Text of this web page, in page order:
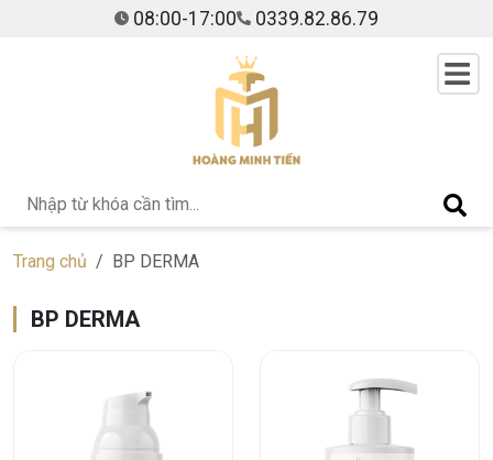
08:00-17:00 0339.82.86.79
Trang chủ BP DERMA
BP DERMA